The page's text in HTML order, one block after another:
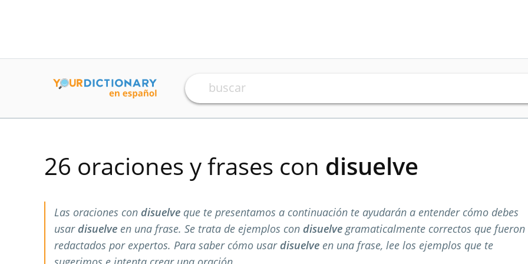
26 oraciones y frases con disuelve
Las oraciones con disuelve que te presentamos a continuación te ayudarán a entender cómo debes
usardisuelve en una frase. Se trata de ejemplos con disuelvegramaticalmente correctos que fueron
redactados por expertos. Para saber cómo usardisuelve en una frase, lee los ejemplos que te